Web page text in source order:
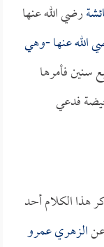
رضي الله عنها
الله عنها -وهي
سنين فأمرها
فدعي
هذا الكلام أحد
الزهريعمرو